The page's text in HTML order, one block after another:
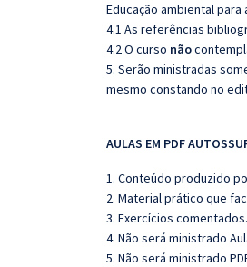
Educação ambiental
4.1 As referências
4.2 O curso não
5. Serão ministradas
mesmo constando no
AULAS EM PDF
1. Conteúdo produzido
2. Material prático que
3. Exercícios comentados.
4. Não será ministrado
5. Não será ministrado